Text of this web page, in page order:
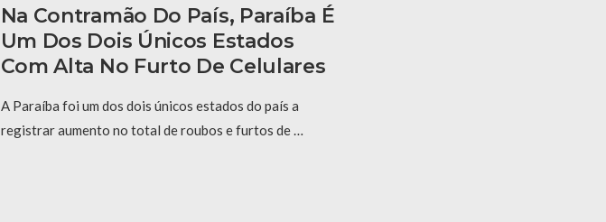
Na Contramão Do País, Paraíba É
Um Dos Dois Únicos Estados
Com Alta No Furto De Celulares
A Paraíba foi um dos dois únicos estados do país a
registrar aumento no total de roubos e furtos de …